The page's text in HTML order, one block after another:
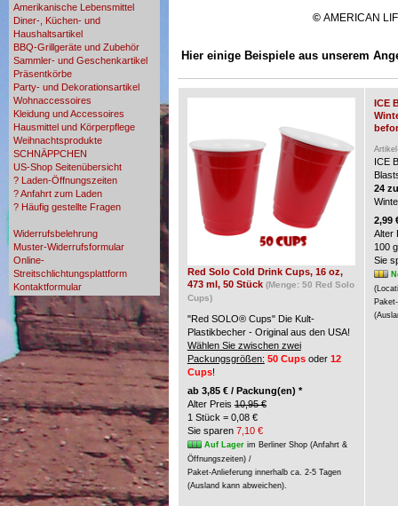
Amerikanische Lebensmittel
Diner-, Küchen- und
Haushaltsartikel
BBQ-Grillgeräte und Zubehör
Sammler- und Geschenkartikel
Präsentkörbe
Party- und Dekorationsartikel
Wohnaccessoires
Kleidung und Accessoires
Hausmittel und Körperpflege
Weihnachtsprodukte
SCHNÄPPCHEN
US-Shop Seitenübersicht
? Laden-Öffnungszeiten
? Anfahrt zum Laden
? Häufig gestellte Fragen
Widerrufsbelehrung
Muster-Widerrufsformular
Online-
Streitschlichtungsplattform
Kontaktformular
© AMERICAN
Hier einige Beispiele aus unserem
Red Solo Cold Drink Cups, 16 oz,
473 ml, 50 Stück (Menge: 50 Red Solo
Cups)
"Red SOLO® Cups" Die Kult-
Plastikbecher - Original aus den USA!
Wählen Sie zwischen zwei
Packungsgrößen: 50 Cupsoder 12
Cups!
ab 3,85 € / Packung(en) *
Alter Preis 10,95 €
1 Stück = 0,08 €
Sie sparen 7,10 €
Auf Lagerim Berliner Shop (Anfahrt &
Öffnungszeiten) /
Paket-Anlieferung innerhalb ca. 2-5 Tagen
(Ausland kann abweichen).
ICE
ICE
24
2,99
Alter
100
Sie